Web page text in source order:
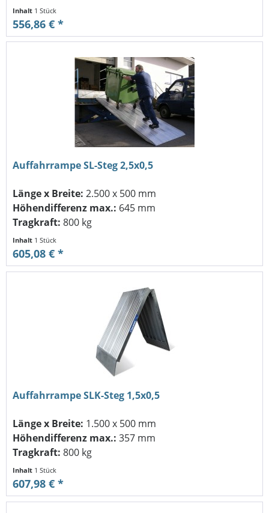
Inhalt 1 Stück
556,86 € *
Auffahrrampe SL-Steg 2,5x0,5
Länge x Breite: 2.500 x 500 mm
Höhendifferenz max.: 645 mm
Tragkraft: 800 kg
Inhalt 1 Stück
605,08 € *
Auffahrrampe SLK-Steg 1,5x0,5
Länge x Breite: 1.500 x 500 mm
Höhendifferenz max.: 357 mm
Tragkraft: 800 kg
Inhalt 1 Stück
607,98 € *